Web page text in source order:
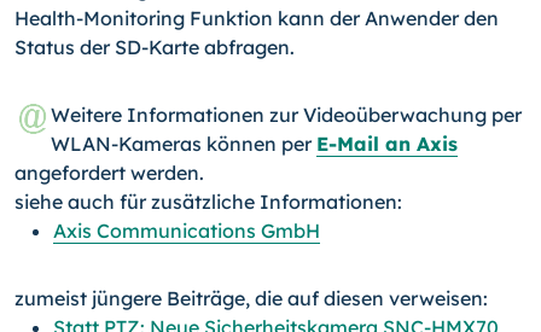
Health-Monitoring Funktion kann der Anwen­der den
Status der SD-Karte abfragen.
Weitere Informationen zur Videoüberwachung per
WLAN-Kameras können per E-Mail an Axis
angefordert werden.
siehe auch für zusätzliche Informationen:
Axis Communications GmbH
zumeist jüngere Beiträge, die auf diesen verweisen: